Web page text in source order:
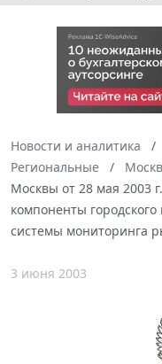
Новости и аналитика
Региональные
Москвы от 28 мая 2003
компоненты
системы мониторинга
3 июня 2003